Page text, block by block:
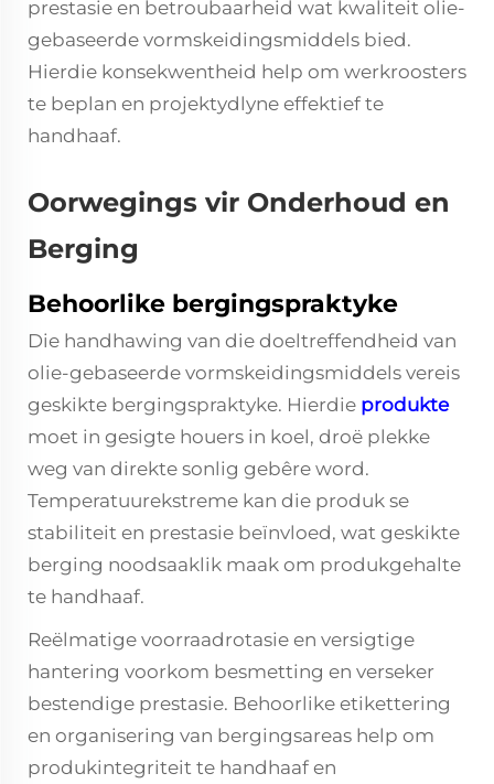
prestasie en betroubaarheid wat kwaliteit olie-
gebaseerde vormskeidingsmiddels bied.
Hierdie konsekwentheid help om werkroosters
te beplan en projektydlyne effektief te
handhaaf.
Oorwegings vir Onderhoud en
Berging
Behoorlike bergingspraktyke
Die handhawing van die doeltreffendheid van
olie-gebaseerde vormskeidingsmiddels vereis
geskikte bergingspraktyke. Hierdie produkte
moet in gesigte houers in koel, droë plekke
weg van direkte sonlig gebêre word.
Temperatuurekstreme kan die produk se
stabiliteit en prestasie beïnvloed, wat geskikte
berging noodsaaklik maak om produkgehalte
te handhaaf.
Reëlmatige voorraadrotasie en versigtige
hantering voorkom besmetting en verseker
bestendige prestasie. Behoorlike etikettering
en organisering van bergingsareas help om
produkintegriteit te handhaaf en